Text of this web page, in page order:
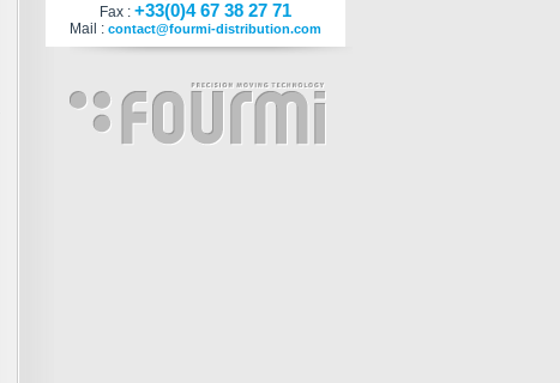
Fax : +33(0)4 67 38 27 71
Mail : contact@fourmi-distribution.com